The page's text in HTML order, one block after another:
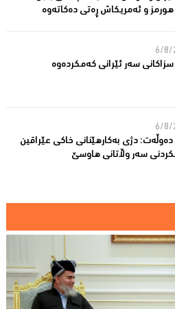
و ئەمریکاش ڕەتی دەکاتەوە
6/8/
سزاكانی سه‌ر ئێرانی كه‌مكرده‌وه‌
6/8/
دەوڵەت: دژى بەکارهێنانى خاکی عێراقین
سەر وڵاتانی هاوسێ